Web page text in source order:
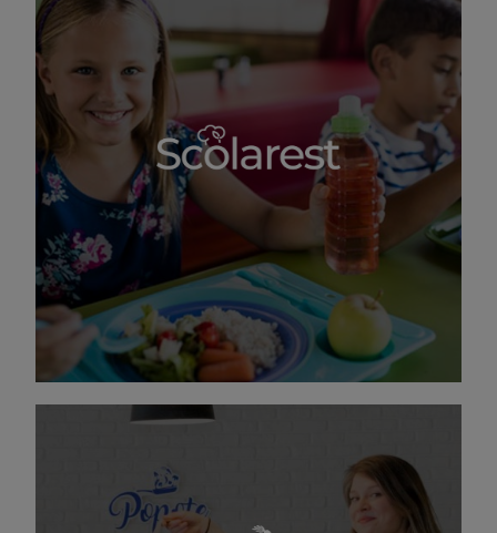
Goût, partage, proximité
Car aucun enfant ne se ressemble, Scolarest
cuisine leurs différences. Notre ingrédient
secret : le plaisir de la table ! Nos équipes
veillent à ce que tous nos jeunes convives, quel
que soit leur âge, consomment à leur faim et
selon leurs besoins. Car bien manger aide à
bien grandir, nous rêvons à créer la “génération
équilibre” !
DÉCOUVRIR SCOLAREST
Good food, good mood !